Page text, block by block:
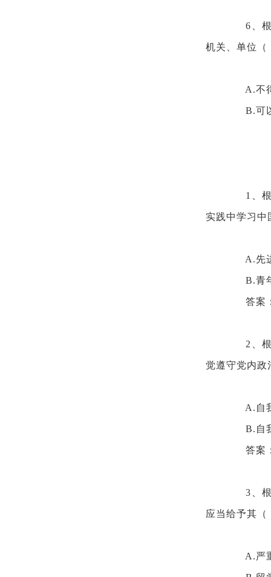
6、
机关、单位
A.不
B.可
1、
实践中学习中
A.先
B.青
答案
2、
觉遵守党内政
A.自
B.自
答案
3、
应当给予其
A.严